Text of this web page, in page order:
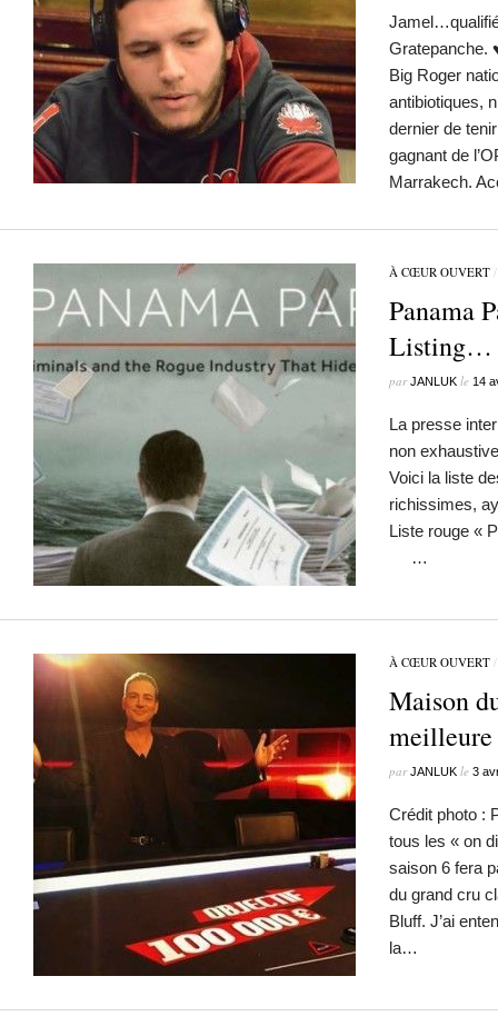
Gratepanche.
Big Roger
antibiotiques,
dernier de
gagnant de
Marrakech.
À CŒUR OUVERT
Panama
Listing…
parJANLUK le 14
La presse
non
Voici la liste
richissimes,
Liste rouge
…
À CŒUR OUVERT
Maison
meilleure
parJANLUK le 3
Crédit photo :
tous les « on
saison 6 fera
du grand cru
Bluff. J’ai
la…